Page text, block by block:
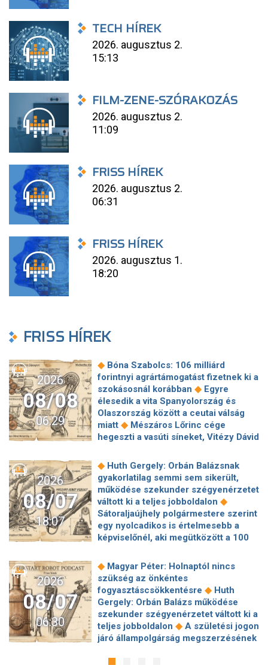
TECH HÍREK
2026. augusztus 2.
15:13
FILM-ZENE-SZÓRAKOZÁS
2026. augusztus 2.
11:09
FRISS HÍREK
2026. augusztus 2.
06:31
FRISS HÍREK
2026. augusztus 1.
18:20
FRISS HÍREK
2026
08/08
06:29
◆ Bóna Szabolcs: 106 milliárd
forintnyi agrártámogatást fizetnek ki a
szokásosnál korábban ◆ Egyre
élesedik a vita Spanyolország és
Olaszország között a ceutai válság
miatt ◆ Mészáros Lőrinc cége
hegeszti a vasúti síneket, Vitézy Dávid
tesz a Bosnyák téri irodakomplexum
beruházója, ha az állam felmondja a
szerződésüket ◆ Megérkezett
Magyar Péter bejelentése: így költik
el a 6 ezer milliárd forintnyi uniós
◆Megbénult az ivóvíztárolók
töltése Ózdon – de máshol is komoly
nehézségek adódtak◆
éjszaka is könnyebb lesz hazajutni
Megszólal Filep Dávid, Magyar Péter
feljelentője: "Ez valóban büntetőügy!"
◆Megszólalt a szomjazó gólyát itató
közutas◆24 év korkülönbség, 24.
évforduló: Hegyi Barbara és Zorán
ritka szerelmes fotójáért odavannak a
2026
08/07
18:07
◆ Huth Gergely: Orbán Balázsnak
gyakorlatilag semmi sem sikerült,
működése szekunder szégyenérzetet
váltott ki a teljes jobboldalon ◆
Sátoraljaújhely polgármestere szerint
egy nyolcadikos is értelmesebb a
képviselőnél, aki megütközött a 100
hírszerzés szerint Putyin pár éven
belül megtámadhat egy NATO-
tagállamot ◆ Vitézy Dávid
elmagyarázta, miért Mészárosék
cége nyerte a közbeszerzést
sínhegesztésre◆ Nagy cégek
segítségét kéri Szolnok
polgármestere a 400 kirúgott
kerékpárgyári munkás miatt
2026
08/07
06:30
◆ Magyar Péter: Holnaptól nincs
szükség az önkéntes
fogyasztáscsökkentésre ◆ Huth
Gergely: Orbán Balázs működése
szekunder szégyenérzetet váltott ki a
teljes jobboldalon ◆ A születési jogon
járó állampolgárság megszerzésének